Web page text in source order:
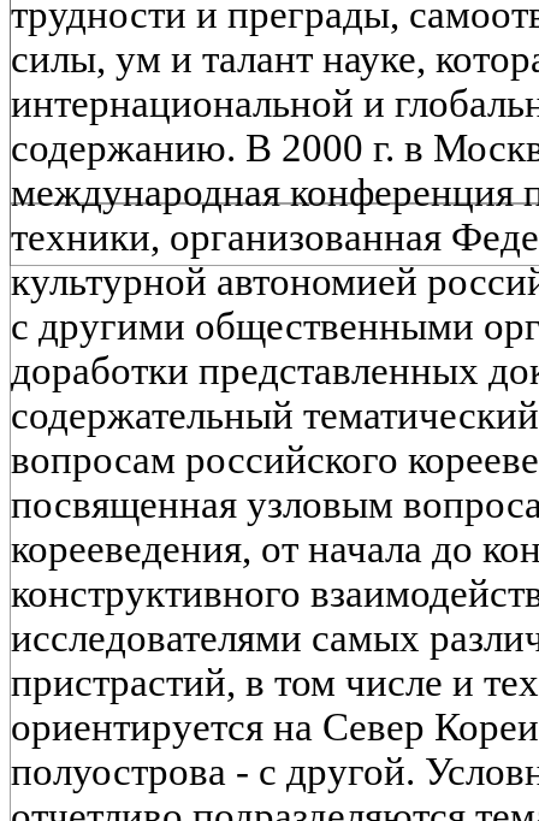
трудности и преграды,
силы, ум и талант науке,
интернациональной и
содержанию. В 2000 г. в
международная конференция
техники, организованная
культурной автономией
с другими общественными
доработки представленных
содержательный
вопросам российского
посвященная узловым
корееведения, от начала до
конструктивного
исследователями самых
пристрастий, в том числе и
ориентируется на Север
полуострова - с другой.